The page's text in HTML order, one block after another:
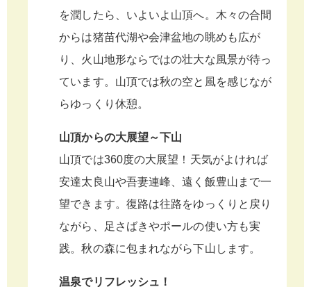
を潤したら、いよいよ山頂へ。木々の合間
からは猪苗代湖や会津盆地の眺めも広が
り、火山地形ならではの壮大な風景が待っ
ています。山頂では秋の空と風を感じなが
らゆっくり休憩。
山頂からの大展望～下山
山頂では360度の大展望！天気がよければ
安達太良山や吾妻連峰、遠く飯豊山まで一
望できます。復路は往路をゆっくりと戻り
ながら、足さばきやポールの使い方も実
践。秋の森に包まれながら下山します。
温泉でリフレッシュ！